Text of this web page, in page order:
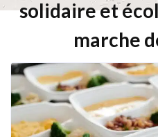
solidaire et
marche